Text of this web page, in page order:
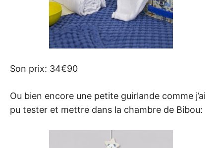
Son prix: 34€90
Ou bien encore une petite guirlande comme j’ai
pu tester et mettre dans la chambre de Bibou: